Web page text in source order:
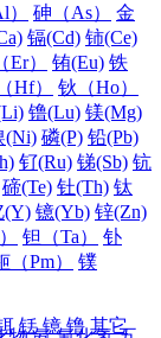
砷（As）
金
镉(Cd) 铈(Ce)
Er） 铕(Eu) 铁
Hf）
钬（Ho）
镥(Lu) 镁(Mg)
(Ni) 磷(P) 铅(Pb)
钌(Ru) 锑(Sb) 钪
碲(Te) 钍(Th) 钛
(Y) 镱(Yb) 锌(Zn)
钽（Ta）
钋
（Pm）
镤
铥 镱 镥 其它